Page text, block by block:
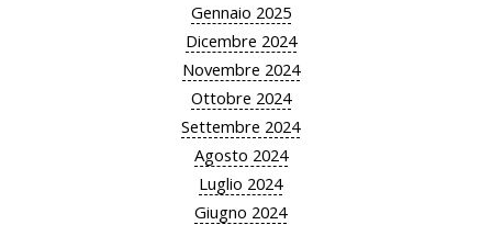
Gennaio 2025
Dicembre 2024
Novembre 2024
Ottobre 2024
Settembre 2024
Agosto 2024
Luglio 2024
Giugno 2024